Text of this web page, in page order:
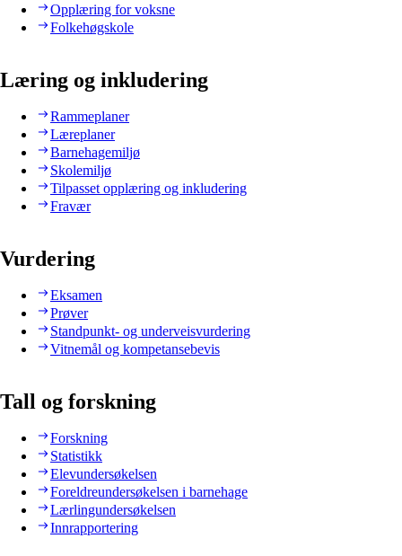
Opplæring for voksne
Folkehøgskole
Læring og inkludering
Rammeplaner
Læreplaner
Barnehagemiljø
Skolemiljø
Tilpasset opplæring og inkludering
Fravær
Vurdering
Eksamen
Prøver
Standpunkt- og underveisvurdering
Vitnemål og kompetansebevis
Tall og forskning
Forskning
Statistikk
Elevundersøkelsen
Foreldreundersøkelsen i barnehage
Lærlingundersøkelsen
Innrapportering